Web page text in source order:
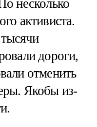
несколько
активиста.
дороги,
отменить
Якобы из-